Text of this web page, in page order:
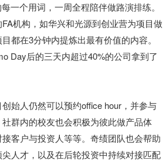
一个用词，一周全程陪伴做路演排练。
机构，如华兴和光源到创业营为项目做
都在3分钟内提炼出最有价值的内容。
Day后的三天内超过40%的公司拿到了
始人仍然可以预约office hour，并参与
群内的校友也会积极为彼此做产品体
客户与投资人等等。奇绩团队也会帮助
人才，以及在后轮投资中持续对接匹配